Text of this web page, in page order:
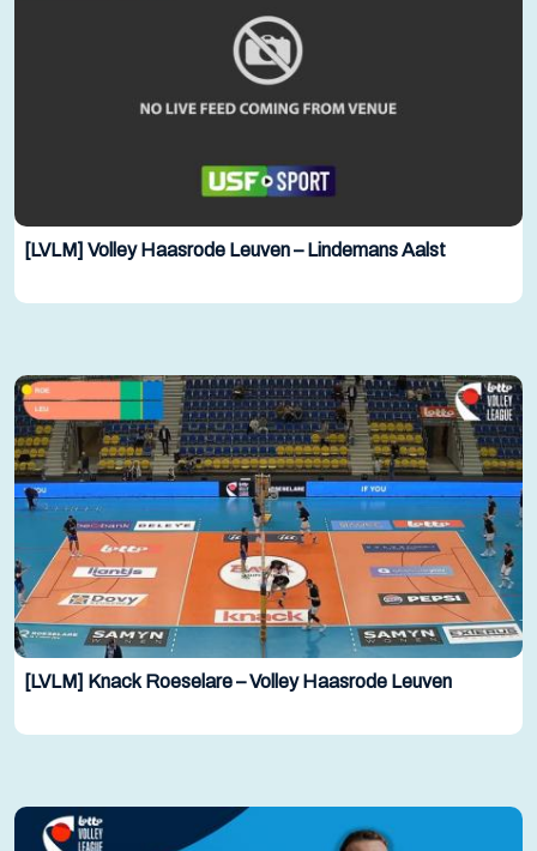
[LVLM] Volley Haasrode Leuven – Lindemans Aalst
[LVLM] Knack Roeselare – Volley Haasrode Leuven